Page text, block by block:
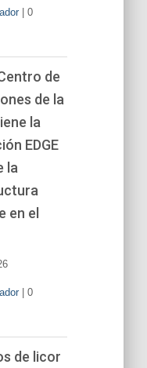
| 0
de
de la
la
EDGE
la
en el
| 0
de licor